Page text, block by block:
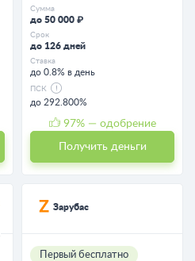
Сумма
до 50 000 ₽
Срок
до 126 дней
Ставка
до 0.8% в день
ПСК
до 292.800%
97% — одобрение
Получить деньги
Зарубас
Первый бесплатно